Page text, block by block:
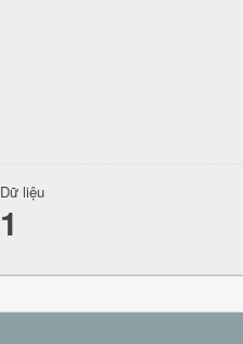
Dữ liệu
1